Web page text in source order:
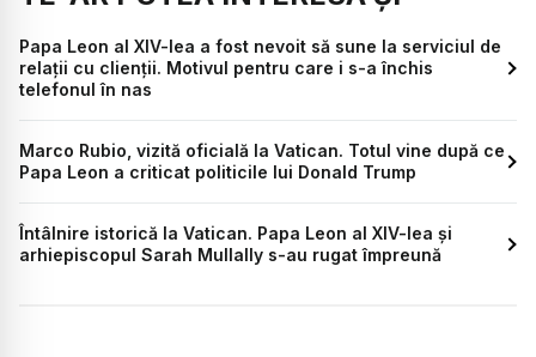
Papa Leon al XIV-lea a fost nevoit să sune la serviciul de
relații cu clienții. Motivul pentru care i s-a închis
telefonul în nas
Marco Rubio, vizită oficială la Vatican. Totul vine după ce
Papa Leon a criticat politicile lui Donald Trump
Întâlnire istorică la Vatican. Papa Leon al XIV-lea și
arhiepiscopul Sarah Mullally s-au rugat împreună